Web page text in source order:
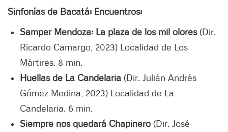
Sinfonías de Bacatá: Encuentros:
Samper Mendoza: La plaza de los mil olores(Dir.
Ricardo Camargo, 2023) Localidad de Los
Mártires. 8 min.
Huellas de La Candelaria (Dir. Julián Andrés
Gómez Medina, 2023) Localidad de La
Candelaria. 6 min.
Siempre nos quedará Chapinero (Dir. José